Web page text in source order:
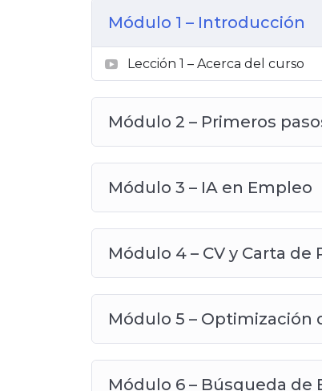
Módulo 1 – Introducción
Lección 1 – Acerca del curso
Módulo 2 – Primeros
Módulo 3 – IA en Empleo
Módulo 4 – CV y Carta
Módulo 5 – Optimización
Módulo 6 – Búsqueda de